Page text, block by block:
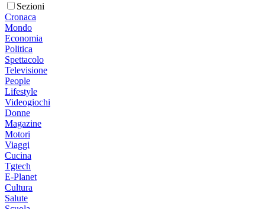
Sezioni
Cronaca
Mondo
Economia
Politica
Spettacolo
Televisione
People
Lifestyle
Videogiochi
Donne
Magazine
Motori
Viaggi
Cucina
Tgtech
E-Planet
Cultura
Salute